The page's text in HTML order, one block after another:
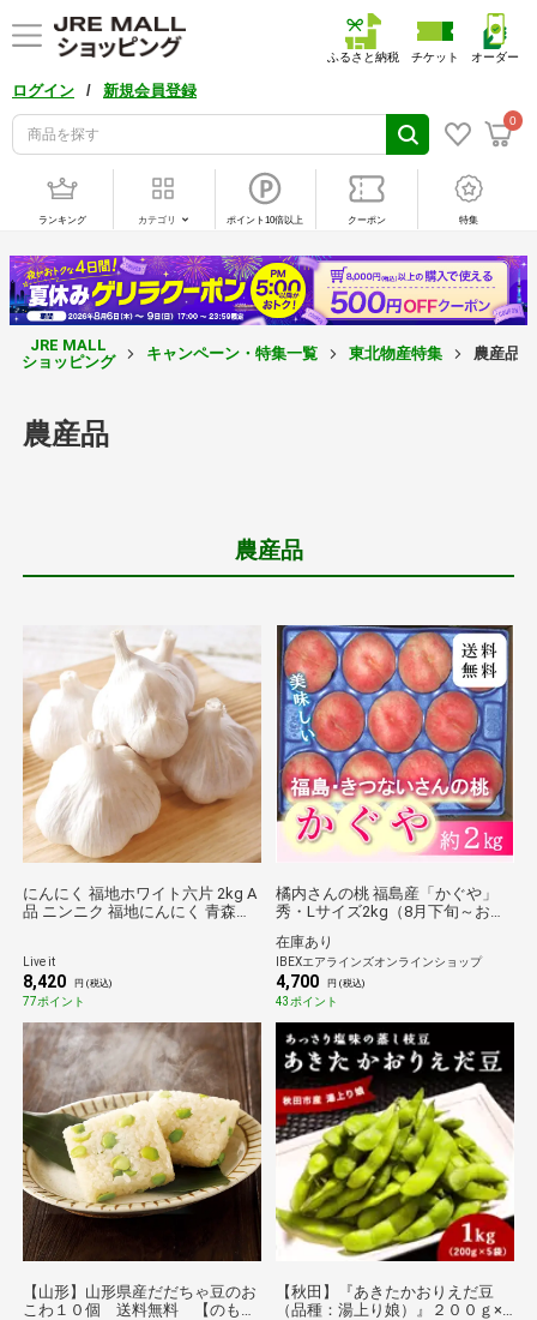
ログイン / 新規会員登録
0
ふるさと納税 チケット オーダー
ランキング カテゴリ ポイント10倍以上 クーポン 特集
JRE MALL
ショッピング
キャンペーン・特集一覧 東北物産特集 農産品
農産品
農産品
にんにく 福地ホワイト六片 2kg A
品 ニンニク 福地にんにく 青森に
Live it
8,420 円 (税込)
77ポイント
橘内さんの桃 福島産「かぐや」
秀・Lサイズ2kg（8月下旬～お届
在庫あり
IBEXエアラインズオンラインショップ
4,700 円 (税込)
43ポイント
【山形】山形県産だだちゃ豆のお
こわ１０個 送料無料 【のもの
【秋田】『あきたかおりえだ豆
（品種：湯上り娘）』２００ｇ×